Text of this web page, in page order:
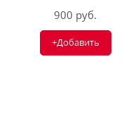
900 руб.
+Добавить